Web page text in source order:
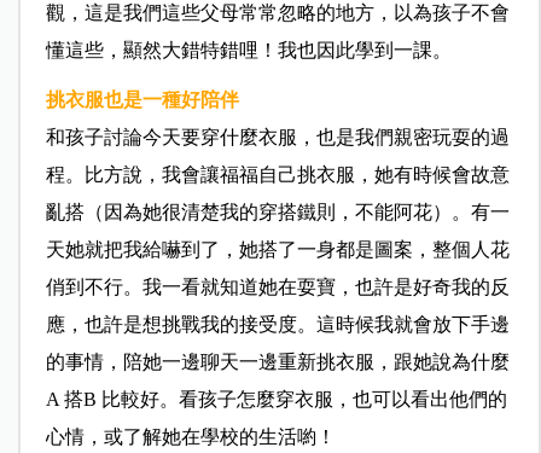
觀，這是我們這些父母常常忽略的地方，以為孩子不會
懂這些，顯然大錯特錯哩！我也因此學到一課。
挑衣服也是一種好陪伴
和孩子討論今天要穿什麼衣服，也是我們親密玩耍的過
程。比方說，我會讓福福自己挑衣服，她有時候會故意
亂搭（因為她很清楚我的穿搭鐵則，不能阿花）。有一
天她就把我給嚇到了，她搭了一身都是圖案，整個人花
俏到不行。我一看就知道她在耍寶，也許是好奇我的反
應，也許是想挑戰我的接受度。這時候我就會放下手邊
的事情，陪她一邊聊天一邊重新挑衣服，跟她說為什麼
A 搭B 比較好。看孩子怎麼穿衣服，也可以看出他們的
心情，或了解她在學校的生活喲！